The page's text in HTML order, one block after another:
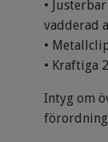
•
vadderad
•
• Kraftiga
Intyg om